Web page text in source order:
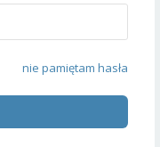
nie pamiętam hasła